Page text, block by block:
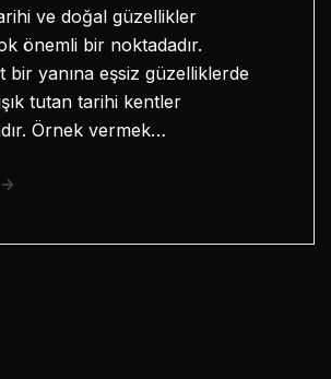
ve doğal güzellikler
önemli bir noktadadır.
bir yanına eşsiz güzelliklerde
tutan tarihi kentler
Örnek vermek…